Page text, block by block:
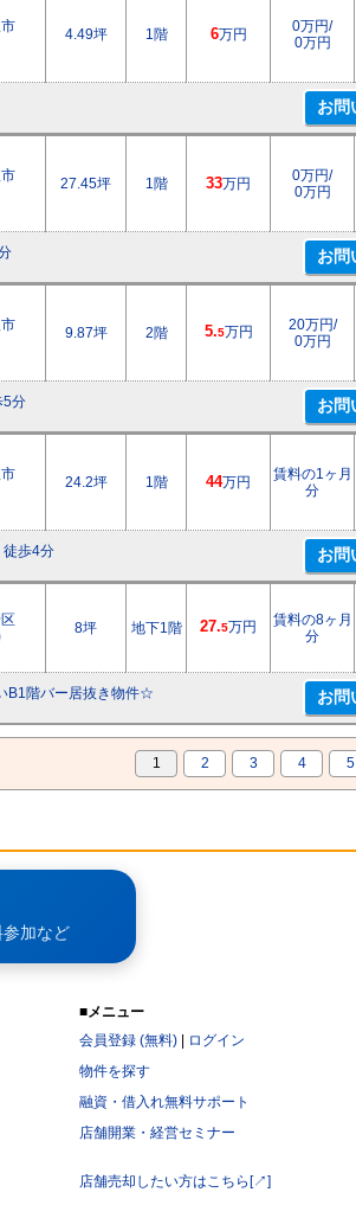
4.49坪 1階 6万円
0万円/
0万円
27.45坪 1階 33万円
0万円/
0万円
9.87坪 2階 5.5万円
20万円/
0万円
5分
24.2坪 1階 44万円
賃料の1ヶ月
分
徒歩4分
8坪 地下1階 27.5万円
賃料の8ヶ月
分
B1階バー居抜き物件☆
1 2 3 4 5
参加など
■メニュー
会員登録 (無料)|
ログイン
物件を探す
融資・借入れ無料サポート
店舗開業・経営セミナー
店舗売却したい方はこちら[↗]